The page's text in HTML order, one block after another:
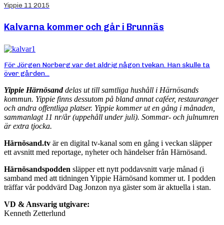
Yippie 11 2015
Kalvarna kommer och går i Brunnäs
För Jörgen Norberg var det aldrig någon tvekan. Han skulle ta
över gården...
Yippie Härnösanddelas ut till samtliga hushåll i Härnösands
kommun. Yippie finns dessutom på bland annat caféer, restauranger
och andra offentliga platser. Yippie kommer ut en gång i månaden,
sammanlagt 11 nr/år (uppehåll under juli). Sommar- och julnumren
är extra tjocka.
Härnösand.tv är en digital tv-kanal som en gång i veckan släpper
ett avsnitt med reportage, nyheter och händelser från Härnösand.
Härnösandspodden släpper ett nytt poddavsnitt varje månad (i
samband med att tidningen Yippie Härnösand kommer ut. I podden
träffar vår poddvärd Dag Jonzon nya gäster som är aktuella i stan.
VD & Ansvarig utgivare:
Kenneth Zetterlund